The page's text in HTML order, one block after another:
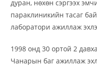
дуран, нөхөн сэргээх
параклиникийн тасаг
лаборатори ажиллаж
1998 онд 30 ортой 2
Чанарын баг ажиллаж